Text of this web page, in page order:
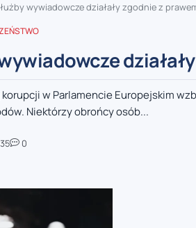
wywiadowcze działały zgodnie z
w Parlamencie Europejskim
Niektórzy obrońcy osób...
0